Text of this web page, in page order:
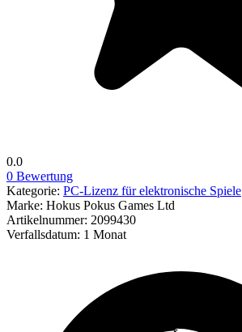
0.0
0 Bewertung
Kategorie: PC-Lizenz für elektronische Spiele
Marke: Hokus Pokus Games Ltd
Artikelnummer: 2099430
Verfallsdatum: 1 Monat